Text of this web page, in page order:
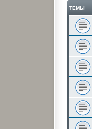
ТЕМЫ